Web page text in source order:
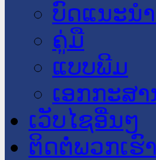
ບົດແນະນໍ
ຄູ່ມື
ແບບພີມ
ເອກກະສ
ເວັບໄຊອື່ນໆ
ຕິດຕໍ່ພວກເຮົາ